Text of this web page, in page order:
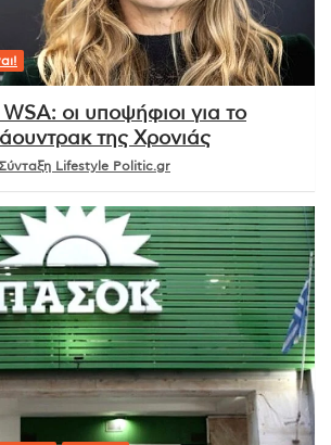
οι υποψήφιοι για το
της Χρονιάς
Σύνταξη Lifestyle Politic.gr